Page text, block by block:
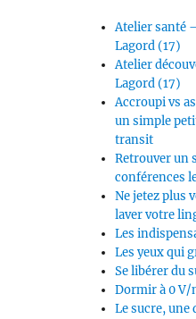
Atelier santé
Lagord (17)
Atelier
Lagord (17)
Accroupi vs
un simple
transit
Retrouver un
conférences
Ne jetez plus
laver votre
Les
Les yeux qui
Se libérer du
Dormir à 0 V/
Le sucre, une